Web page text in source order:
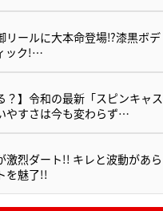
リールに大本命登場⁉漆黒ボデ
ック!…
？】令和の最新「スピンキャス
やすさは今も変わらず…
激烈ダート!! キレと波動があら
を魅了!!